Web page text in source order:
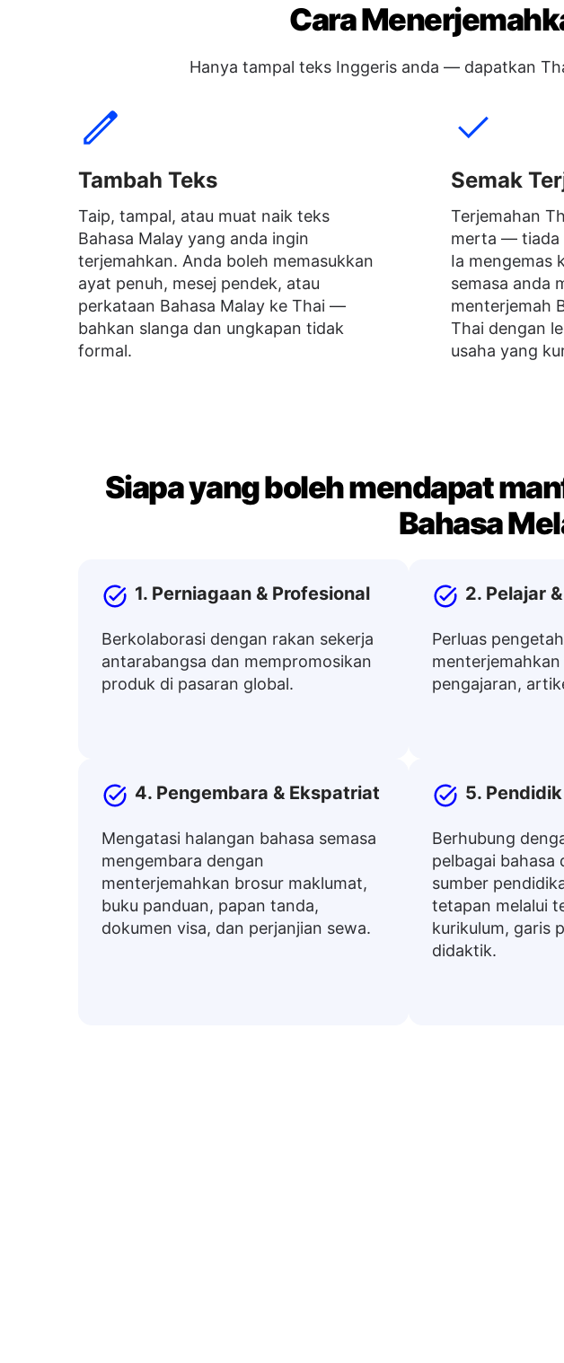
Cara
Hanya tampal teks Inggeris anda — dapatkan
Tambah Teks
Taip, tampal, atau muat naik teks
Bahasa Malay yang anda ingin
terjemahkan. Anda boleh memasukkan
ayat penuh, mesej pendek, atau
perkataan Bahasa Malay ke Thai —
bahkan slanga dan ungkapan tidak
formal.
Semak
Terjemahan
merta — tiada
Ia mengemas
semasa anda
menterjemah
Thai dengan
usaha yang
Siapa yang boleh mendapat
Bahasa
1. Perniagaan & Profesional
Berkolaborasi dengan rakan sekerja
antarabangsa dan mempromosikan
produk di pasaran global.
2. Pelajar
Perluas
pengajaran,
4. Pengembara & Ekspatriat
Mengatasi halangan bahasa semasa
mengembara dengan
menterjemahkan brosur maklumat,
buku panduan, papan tanda,
dokumen visa, dan perjanjian sewa.
5.
Berhubung
pelbagai bahasa
sumber
tetapan melalui
kurikulum, garis
didaktik.